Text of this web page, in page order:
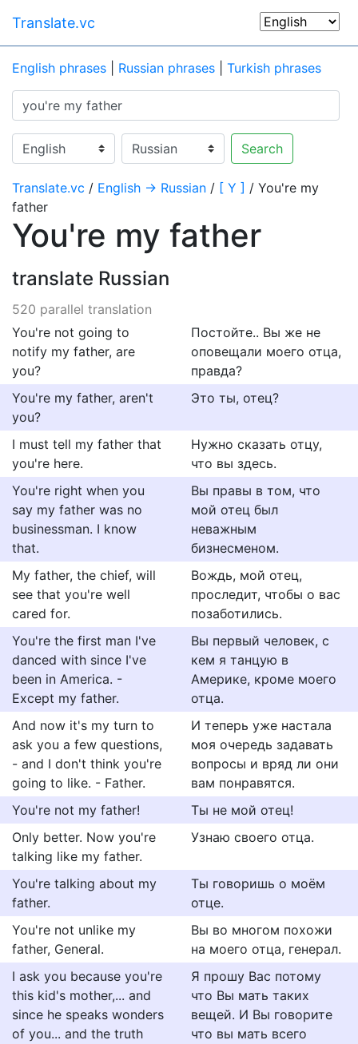
Translate.vc
English phrases Russian phrases Turkish phrases
Search
Translate.vc / English → Russian / [ Y ] / You're my
father
You're my father
translate Russian
520 parallel translation
You're not going to
notify my father, are
you?
Постойте.. Вы же не
оповещали моего отца,
правда?
You're my father, aren't
you?
Это ты, отец?
I must tell my father that
you're here.
Нужно сказать отцу,
что вы здесь.
You're right when you
say my father was no
businessman. I know
that.
Вы правы в том, что
мой отец был
неважным
бизнесменом.
My father, the chief, will
see that you're well
cared for.
Вождь, мой отец,
проследит, чтобы о вас
позаботились.
You're the first man I've
danced with since I've
been in America. -
Except my father.
Вы первый человек, с
кем я танцую в
Америке, кроме моего
отца.
And now it's my turn to
ask you a few questions,
- and I don't think you're
going to like. - Father.
И теперь уже настала
моя очередь задавать
вопросы и вряд ли они
вам понравятся.
You're not my father!
Ты не мой отец!
Only better. Now you're
talking like my father.
Узнаю своего отца.
You're talking about my
father.
Ты говоришь о моём
отце.
You're not unlike my
father, General.
Вы во многом похожи
на моего отца, генерал.
I ask you because you're
this kid's mother,... and
since he speaks wonders
of you... and the truth
Я прошу Вас потому
что Вы мать таких
вещей. И Вы говорите
что вы мать всего